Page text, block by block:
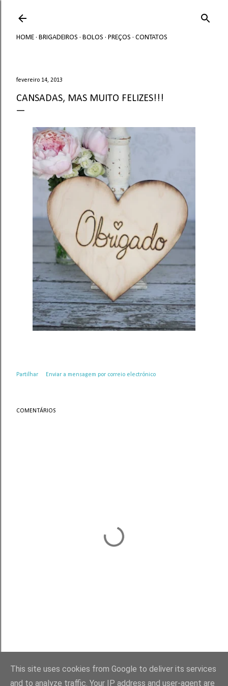
HOME BRIGADEIROS BOLOS PREÇOS CONTATOS
fevereiro 14, 2013
CANSADAS, MAS MUITO FELIZES!!!
Partilhar Enviar a mensagem por correio electrónico
COMENTÁRIOS
This site uses cookies from Google to deliver its services
and to analyze traffic. Your IP address and user-agent are